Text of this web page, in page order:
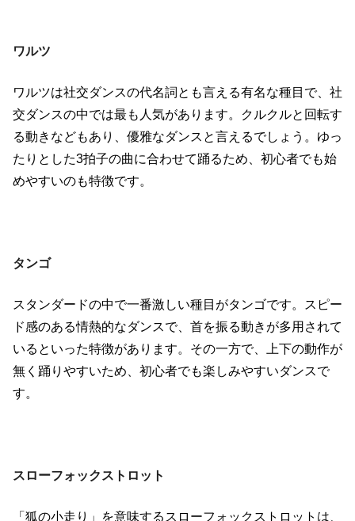
ワルツ
ワルツは社交ダンスの代名詞とも言える有名な種目で、社
交ダンスの中では最も人気があります。クルクルと回転す
る動きなどもあり、優雅なダンスと言えるでしょう。ゆっ
たりとした3拍子の曲に合わせて踊るため、初心者でも始
めやすいのも特徴です。
タンゴ
スタンダードの中で一番激しい種目がタンゴです。スピー
ド感のある情熱的なダンスで、首を振る動きが多用されて
いるといった特徴があります。その一方で、上下の動作が
無く踊りやすいため、初心者でも楽しみやすいダンスで
す。
スローフォックストロット
「狐の小走り」を意味するスローフォックストロットは、